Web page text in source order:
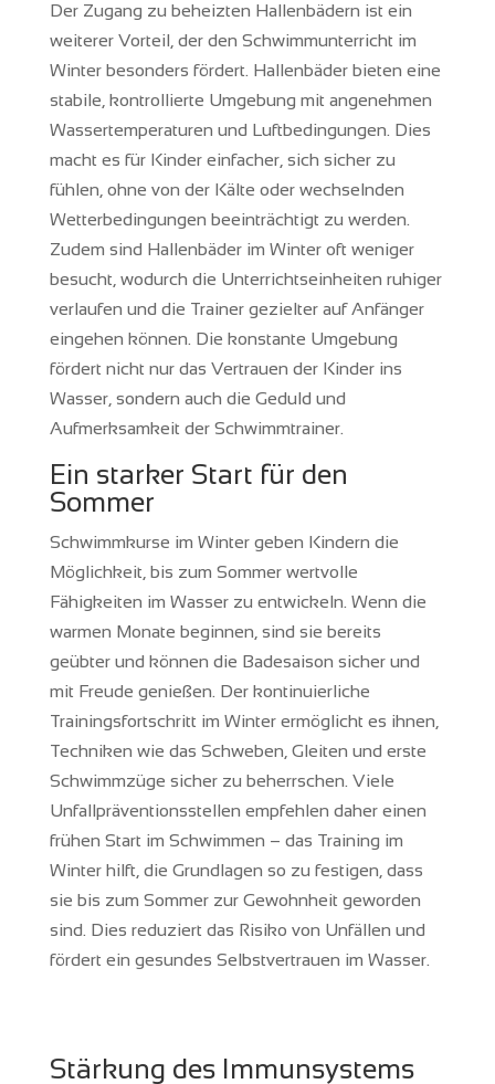
Der Zugang zu beheizten Hallenbädern ist ein
weiterer Vorteil, der den Schwimmunterricht im
Winter besonders fördert. Hallenbäder bieten eine
stabile, kontrollierte Umgebung mit angenehmen
Wassertemperaturen und Luftbedingungen. Dies
macht es für Kinder einfacher, sich sicher zu
fühlen, ohne von der Kälte oder wechselnden
Wetterbedingungen beeinträchtigt zu werden.
Zudem sind Hallenbäder im Winter oft weniger
besucht, wodurch die Unterrichtseinheiten ruhiger
verlaufen und die Trainer gezielter auf Anfänger
eingehen können. Die konstante Umgebung
fördert nicht nur das Vertrauen der Kinder ins
Wasser, sondern auch die Geduld und
Aufmerksamkeit der Schwimmtrainer.
Ein starker Start für den
Sommer
Schwimmkurse im Winter geben Kindern die
Möglichkeit, bis zum Sommer wertvolle
Fähigkeiten im Wasser zu entwickeln. Wenn die
warmen Monate beginnen, sind sie bereits
geübter und können die Badesaison sicher und
mit Freude genießen. Der kontinuierliche
Trainingsfortschritt im Winter ermöglicht es ihnen,
Techniken wie das Schweben, Gleiten und erste
Schwimmzüge sicher zu beherrschen. Viele
Unfallpräventionsstellen empfehlen daher einen
frühen Start im Schwimmen – das Training im
Winter hilft, die Grundlagen so zu festigen, dass
sie bis zum Sommer zur Gewohnheit geworden
sind. Dies reduziert das Risiko von Unfällen und
fördert ein gesundes Selbstvertrauen im Wasser.
Stärkung des Immunsystems